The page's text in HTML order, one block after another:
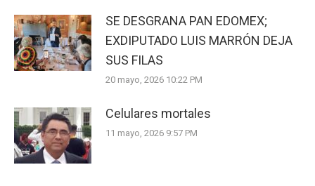
SE DESGRANA PAN EDOMEX;
EXDIPUTADO LUIS MARRÓN DEJA
SUS FILAS
20 mayo, 2026 10:22 PM
Celulares mortales
11 mayo, 2026 9:57 PM